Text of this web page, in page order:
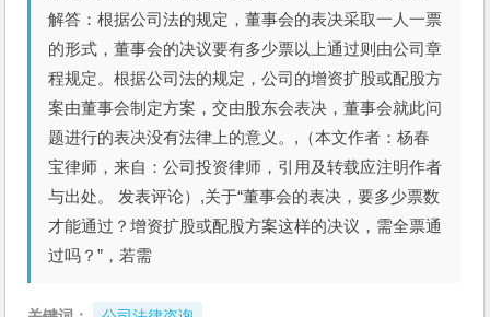
解答：根据公司法的规定，董事会的表决采取一人一票
的形式，董事会的决议要有多少票以上通过则由公司章
程规定。根据公司法的规定，公司的增资扩股或配股方
案由董事会制定方案，交由股东会表决，董事会就此问
题进行的表决没有法律上的意义。,（本文作者：杨春
宝律师，来自：公司投资律师，引用及转载应注明作者
与出处。 发表评论）,关于“董事会的表决，要多少票数
才能通过？增资扩股或配股方案这样的决议，需全票通
过吗？”，若需